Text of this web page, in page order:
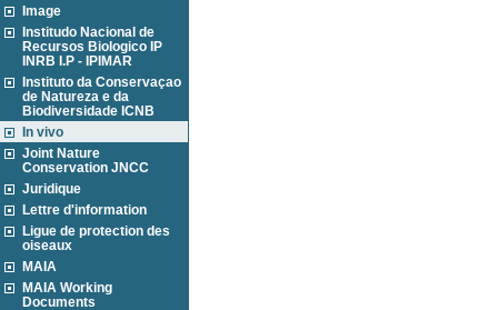
Image
Institudo Nacional de
Recursos Biologico IP
INRB I.P - IPIMAR
Instituto da Conservaçao
de Natureza e da
Biodiversidade ICNB
In vivo
Joint Nature
Conservation JNCC
Juridique
Lettre d'information
Ligue de protection des
oiseaux
MAIA
MAIA Working
Documents